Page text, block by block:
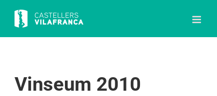
content
Vinseum 2010